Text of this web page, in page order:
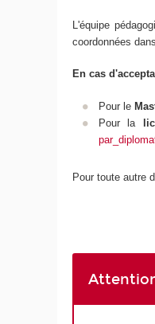
L'équipe
coordonnées
En cas
Pour le
Pour la
Pour toute autre